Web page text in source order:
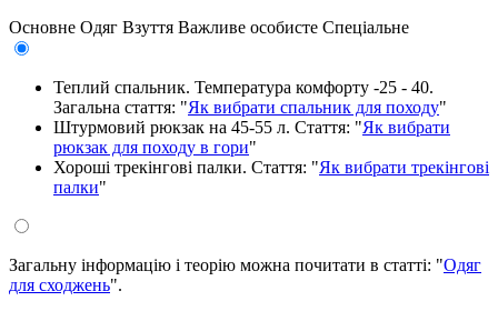
Основне Одяг Взуття Важливе особисте Спеціальне
Теплий спальник. Температура комфорту -25 - 40.
Загальна стаття: "Як вибрати спальник для походу"
Штурмовий рюкзак на 45-55 л. Стаття: "Як вибрати
рюкзак для походу в гори"
Хороші трекінгові палки. Стаття: "Як вибрати трекінгові
палки"
Загальну інформацію і теорію можна почитати в статті: "Одяг
для сходжень".